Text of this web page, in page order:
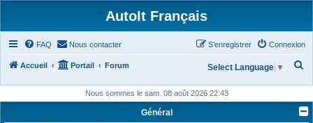
AutoIt Français
FAQ Nous contacter Connexion
S’enregistrer
Accueil Portail Forum
h
Select Language ▼
Nous sommes le sam. 08 août 2026 22:43
Général